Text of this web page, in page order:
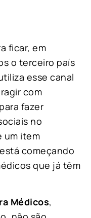
ficar, em
o terceiro país
esse canal
com
fazer
no
um item
começando
que já têm
Médicos,